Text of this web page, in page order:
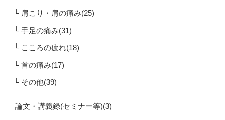
肩こり・肩の痛み(25)
手足の痛み(31)
こころの疲れ(18)
首の痛み(17)
その他(39)
論文・講義録(セミナー等)(3)